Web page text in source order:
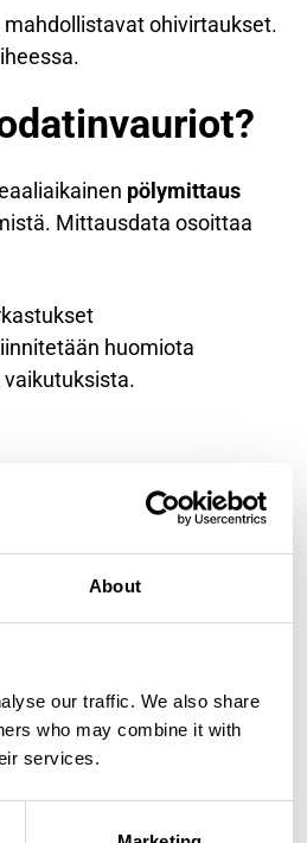
About
our traffic. We also share
who may combine it with
services.
ohivirtaukset.
pölymittaus
Mittausdata osoittaa
huomiota
tilasta. Poikkeamat